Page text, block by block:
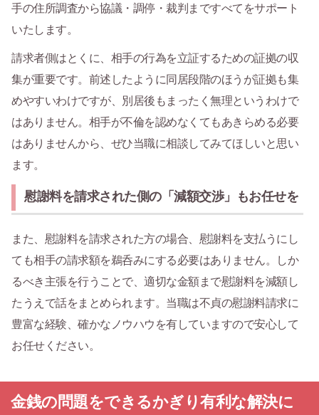
手の住所調査から協議・調停・裁判まですべてをサポート
いたします。
請求者側はとくに、相手の行為を立証するための証拠の収
集が重要です。前述したように同居段階のほうが証拠も集
めやすいわけですが、別居後もまったく無理というわけで
はありません。相手が不倫を認めなくてもあきらめる必要
はありませんから、ぜひ当職に相談してみてほしいと思い
ます。
慰謝料を請求された側の「減額交渉」もお任せを
また、慰謝料を請求された方の場合、慰謝料を支払うにし
ても相手の請求額を鵜呑みにする必要はありません。しか
るべき主張を行うことで、適切な金額まで慰謝料を減額し
たうえで話をまとめられます。当職は不貞の慰謝料請求に
豊富な経験、確かなノウハウを有していますので安心して
お任せください。
金銭の問題をできるかぎり有利な解決に